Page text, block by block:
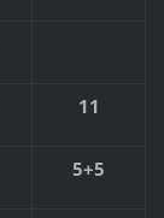
11
5+5